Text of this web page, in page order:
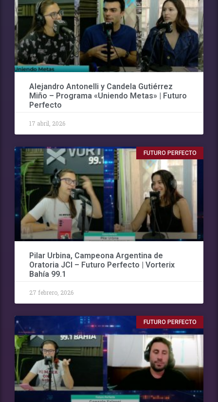
Alejandro Antonelli y Candela Gutiérrez
Miño – Programa «Uniendo Metas» | Futuro
Perfecto
17 abril, 2026
FUTURO PERFECTO
Pilar Urbina, Campeona Argentina de
Oratoria JCI – Futuro Perfecto | Vorterix
Bahía 99.1
27 febrero, 2026
FUTURO PERFECTO